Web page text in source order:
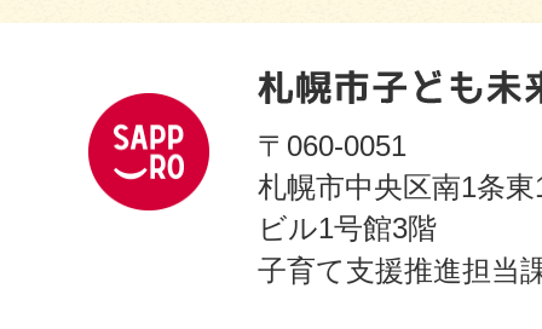
〒060-0051
札幌市中央区南1条
ビル1号館3階
子育て支援推進担当